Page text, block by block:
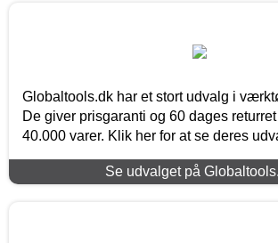
Globaltools.dk har et stort udvalg i
De giver prisgaranti og 60 dages
40.000 varer. Klik her for at se deres
Se udvalget på